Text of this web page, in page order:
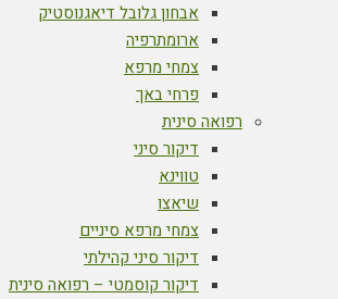
אבחון גלובל דיאגנוסטיק
ארומתרפיה
צמחי מרפא
פרחי באך
רפואה סינית
דיקור סיני
טווינא
שיאצו
צמחי מרפא סיניים
דיקור סיני קהילתי
דיקור קוסמטי – רפואה סינית